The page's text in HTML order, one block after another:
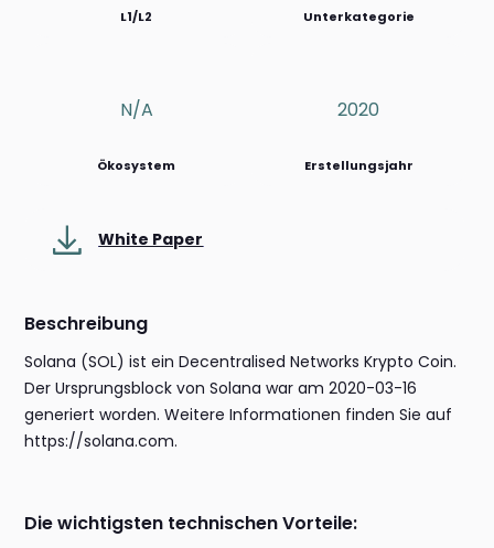
L1/L2 Unterkategorie
N/a
Ökosystem
2020
Erstellungsjahr
White Paper
Beschreibung
Solana (SOL) ist ein Decentralised Networks Krypto Coin.
Der Ursprungsblock von Solana war am 2020-03-16
generiert worden. Weitere Informationen finden Sie auf
https://solana.com.
Die wichtigsten technischen Vorteile: